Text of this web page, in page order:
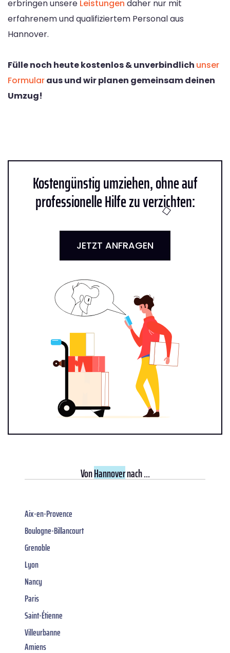
erbringen unsere Leistungen daher nur mit
erfahrenem und qualifiziertem Personal aus
Hannover.
Fülle noch heute kostenlos & unverbindlich unser
Formularaus und wir planen gemeinsam deinen
Umzug!
Kostengünstig umziehen, ohne auf
professionelle Hilfe zu verzichten:
JETZT ANFRAGEN
VonHannovernach ...
Aix-en-Provence
Boulogne-Billancourt
Grenoble
Lyon
Nancy
Paris
Saint-Étienne
Villeurbanne
Amiens